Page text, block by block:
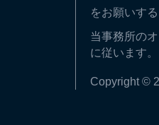
をお願いす
当事務所の
に従います。
Copyright ©